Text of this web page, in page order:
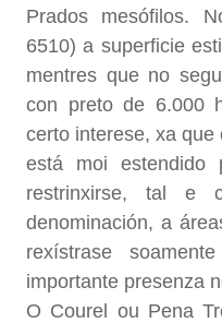
Prados mesófilos.
6510) a superficie
mentres que no
con preto de 6.000
certo interese, xa que
está moi estendido
restrinxirse, tal e
denominación, a
rexístrase
importante presenza
O Courel ou Pena